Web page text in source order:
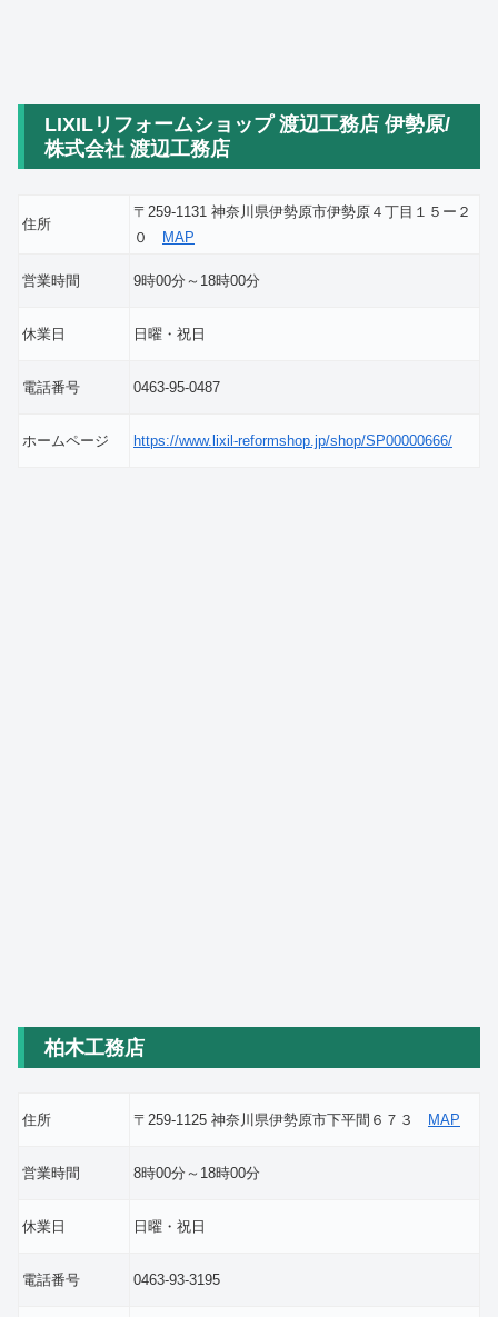
LIXILリフォームショップ 渡辺工務店 伊勢原/
株式会社 渡辺工務店
住所
〒259-1131 神奈川県伊勢原市伊勢原４丁目１５ー２
０ MAP
営業時間 9時00分～18時00分
休業日 日曜・祝日
電話番号 0463-95-0487
ホームページ https://www.lixil-reformshop.jp/shop/SP00000666/
柏木工務店
住所 〒259-1125 神奈川県伊勢原市下平間６７３ MAP
営業時間 8時00分～18時00分
休業日 日曜・祝日
電話番号 0463-93-3195